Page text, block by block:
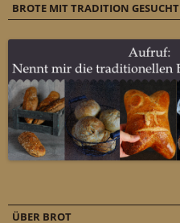
BROTE MIT TRADITION GESUCHT
ÜBER BROT